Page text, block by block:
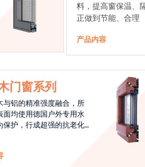
料，提高窗保温、
正做到节能、合理
产品内容
门窗系列
与铝的精准强度融合，所
面均使用德国户外专用水
保护，行成超强的抗老化